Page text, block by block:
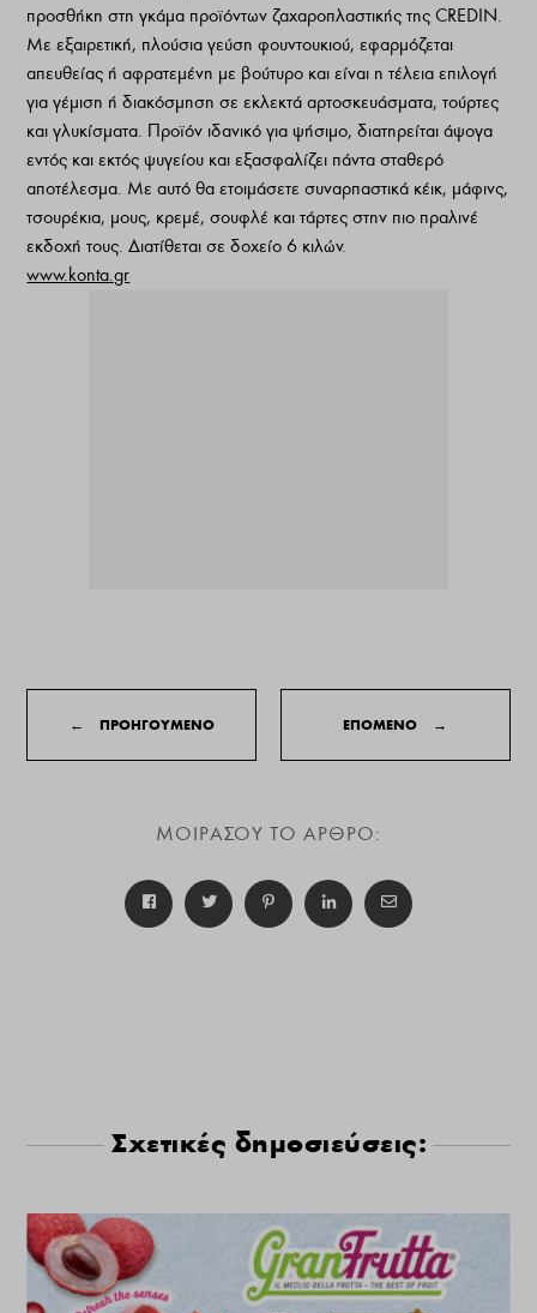
προσθήκη στη γκάμα προϊόντων ζαχαροπλαστικής της CREDIN.
Με εξαιρετική, πλούσια γεύση φουντουκιού, εφαρμόζεται
απευθείας ή αφρατεμένη με βούτυρο και είναι η τέλεια επιλογή
για γέμιση ή διακόσμηση σε εκλεκτά αρτοσκευάσματα, τούρτες
και γλυκίσματα. Προϊόν ιδανικό για ψήσιμο, διατηρείται άψογα
εντός και εκτός ψυγείου και εξασφαλίζει πάντα σταθερό
αποτέλεσμα. Με αυτό θα ετοιμάσετε συναρπαστικά κέικ, μάφινς,
τσουρέκια, μους, κρεμέ, σουφλέ και τάρτες στην πιο πραλινέ
εκδοχή τους. Διατίθεται σε δοχείο 6 κιλών.
www.konta.gr
← ΠΡΟΗΓΟΥΜΕΝΟ ΕΠΟΜΕΝΟ →
ΜΟΙΡΑΣΟΥ ΤΟ ΑΡΘΡΟ:
Σχετικές δημοσιεύσεις: